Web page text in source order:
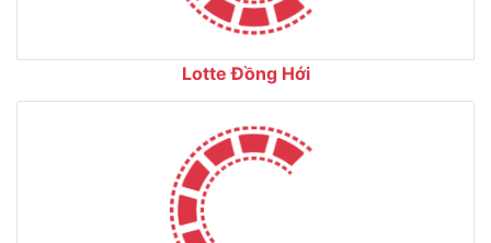
Lotte Đồng Hới